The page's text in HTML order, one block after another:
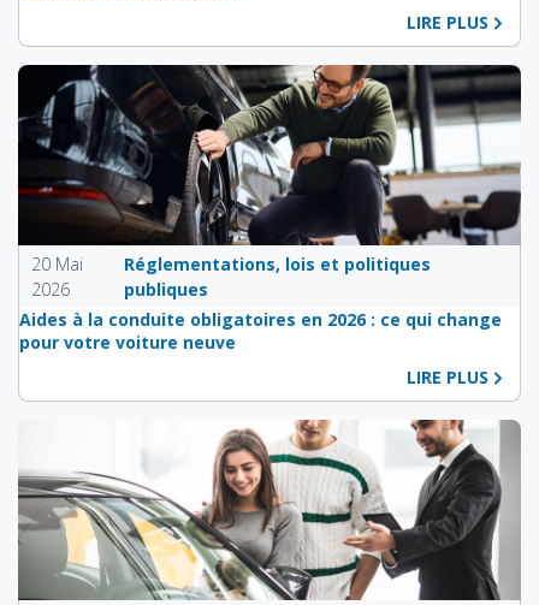
LIRE PLUS
20 Mai
2026
Réglementations, lois et politiques
publiques
Aides à la conduite obligatoires en 2026 : ce qui change
pour votre voiture neuve
LIRE PLUS